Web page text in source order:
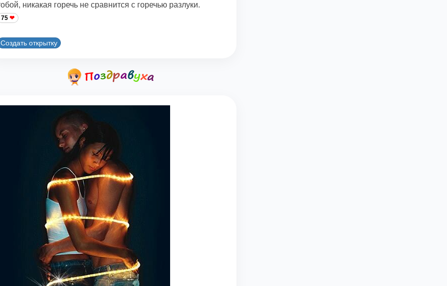
никакая горечь не сравнится с горечью разлуки.
75
Создать открытку